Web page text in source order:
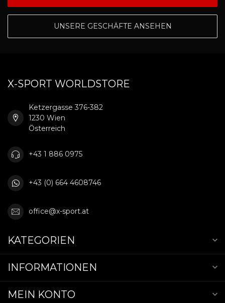
UNSERE GESCHÄFTE ANSEHEN
X-SPORT WORLDSTORE
Ketzergasse 376-382
1230 Wien
Österreich
+43 1 886 0975
+43 (0) 664 4608746
office@x-sport.at
KATEGORIEN
INFORMATIONEN
MEIN KONTO